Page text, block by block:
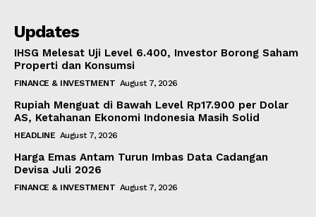
Updates
IHSG Melesat Uji Level 6.400, Investor Borong Saham
Properti dan Konsumsi
FINANCE & INVESTMENT August 7, 2026
Rupiah Menguat di Bawah Level Rp17.900 per Dolar
AS, Ketahanan Ekonomi Indonesia Masih Solid
HEADLINE August 7, 2026
Harga Emas Antam Turun Imbas Data Cadangan
Devisa Juli 2026
FINANCE & INVESTMENT August 7, 2026